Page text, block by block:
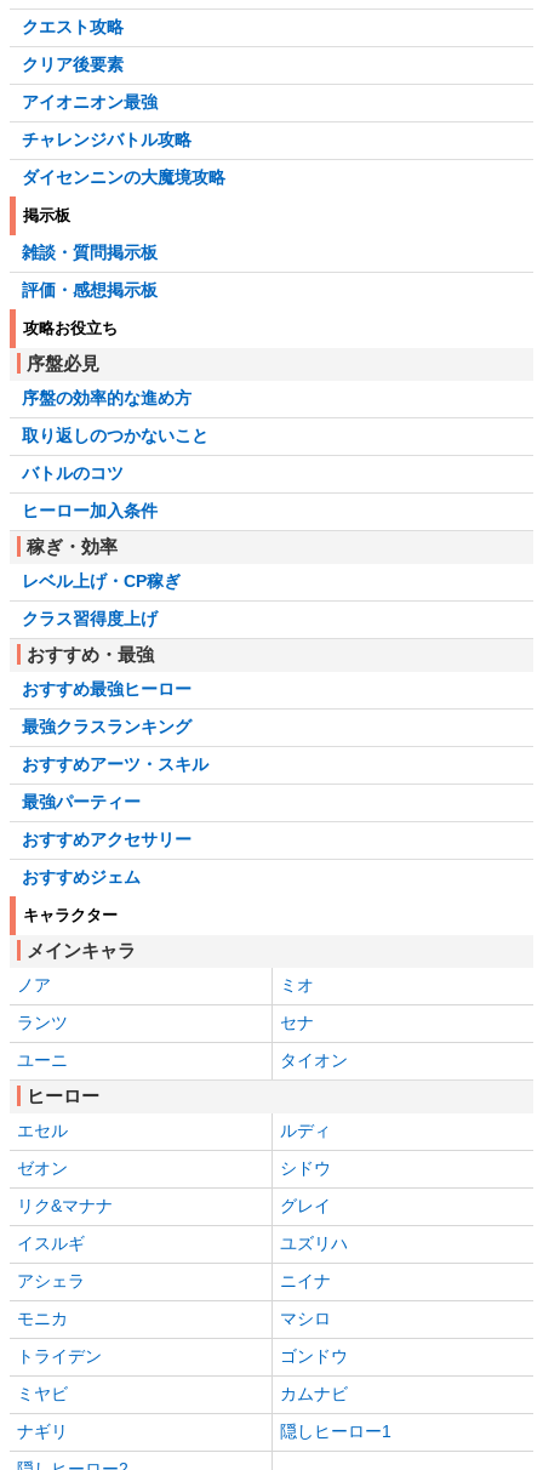
クエスト攻略
クリア後要素
アイオニオン最強
チャレンジバトル攻略
ダイセンニンの大魔境攻略
掲示板
雑談・質問掲示板
評価・感想掲示板
攻略お役立ち
序盤必見
序盤の効率的な進め方
取り返しのつかないこと
バトルのコツ
ヒーロー加入条件
稼ぎ・効率
レベル上げ・CP稼ぎ
クラス習得度上げ
おすすめ・最強
おすすめ最強ヒーロー
最強クラスランキング
おすすめアーツ・スキル
最強パーティー
おすすめアクセサリー
おすすめジェム
キャラクター
メインキャラ
ノア
ミオ
ランツ
セナ
ユーニ
タイオン
ヒーロー
エセル
ルディ
ゼオン
シドウ
リク&マナナ
グレイ
イスルギ
ユズリハ
アシェラ
ニイナ
モニカ
マシロ
トライデン
ゴンドウ
ミヤビ
カムナビ
ナギリ
隠しヒーロー1